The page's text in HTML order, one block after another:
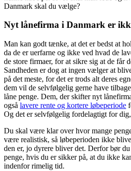
Danmark skal du vælge?
Nyt lånefirma i Danmark er
Man kan godt tænke, at det er bedst at
da de er uerfarne og ikke ved hvad de
de store firmaer, for at sikre sig at de får
Sandheden er dog at ingen vælger at
på det meste, for det er trods alt deres
dem vil de selvfølgelig gerne have
låne penge. Dem, der skifter nyt
også lavere rente og kortere løbeperiode
Og det er selvfølgelig fordelagtigt for
Du skal være klar over hvor mange
være realistisk, så løbeperioden ikke
den er, jo dyrere bliver det. Derfor bør
penge, hvis du er sikker på, at du ikke
indenfor rimelig tid.